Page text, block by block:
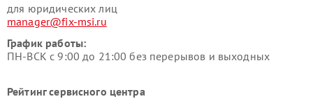
для юридических лиц
manager@fix-msi.ru
График работы:
ПН-ВСК с 9:00 до 21:00 без перерывов и выходных
Рейтинг сервисного центра